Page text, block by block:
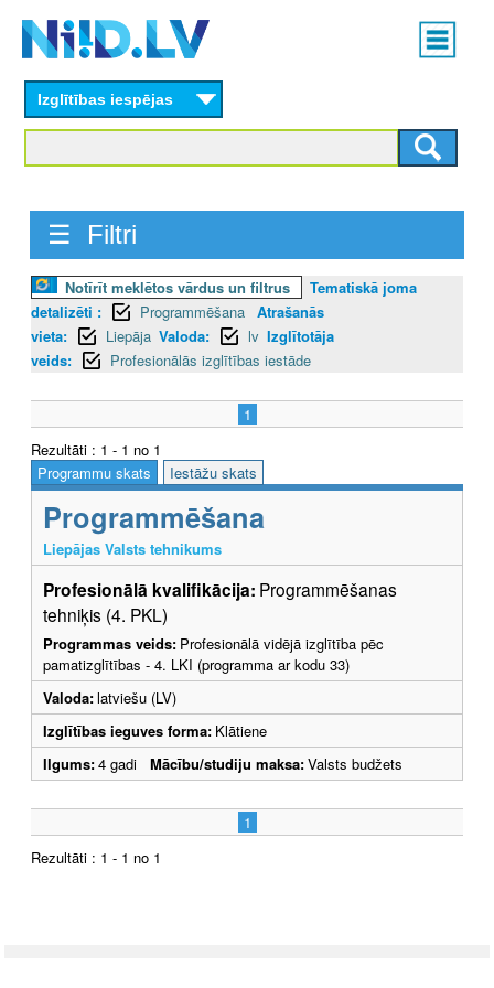
content
Main
menu
Izglītības iespējas
☰ Filtri
Notīrīt meklētos vārdus un filtrus
Tematiskā joma
detalizēti :
Programmēšana Atrašanās
vieta:
Liepāja Valoda: lv Izglītotāja
veids:
Profesionālās izglītības iestāde
1
Rezultāti : 1 - 1 no 1
Programmu skats
Iestāžu skats
Programmēšana
Liepājas Valsts tehnikums
Profesionālā kvalifikācija: Programmēšanas
tehniķis (4. PKL)
Programmas veids: Profesionālā vidējā izglītība pēc
pamatizglītības - 4. LKI (programma ar kodu 33)
Valoda:latviešu (LV)
Izglītības ieguves forma: Klātiene
Ilgums:4 gadi Mācību/studiju maksa:Valsts budžets
1
Rezultāti : 1 - 1 no 1